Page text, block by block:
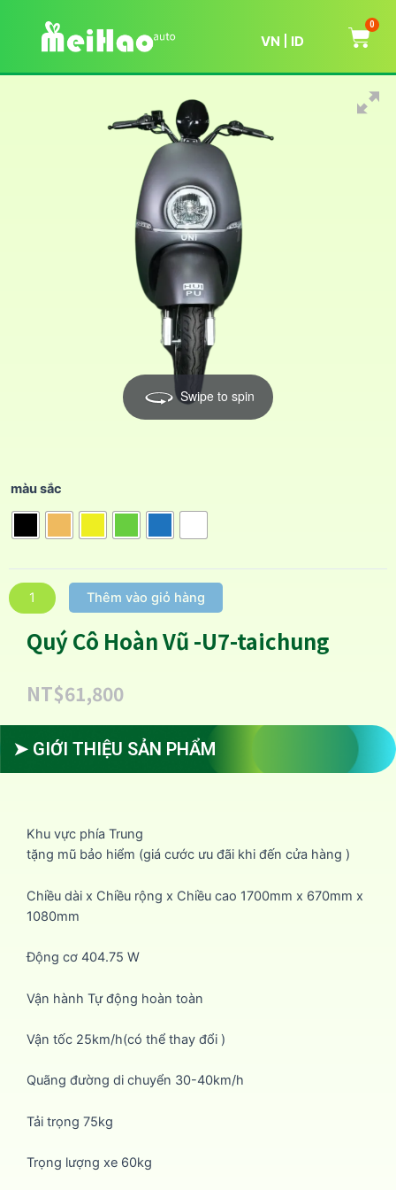
VN ID
0
Swipe to spin
màu sắc
Thêm vào giỏ hàng
Quý Cô Hoàn Vũ -U7-taichung
NT$61,800
➤ GIỚI THIỆU SẢN PHẨM
Khu vực phía Trung
tặng mũ bảo hiểm (giá cước ưu đãi khi đến cửa hàng )
Chiều dài x Chiều rộng x Chiều cao 1700mm x 670mm x
1080mm
Động cơ 404.75 W
Vận hành Tự động hoàn toàn
Vận tốc 25km/h(có thể thay đổi )
Quãng đường di chuyển 30-40km/h
Tải trọng 75kg
Trọng lượng xe 60kg